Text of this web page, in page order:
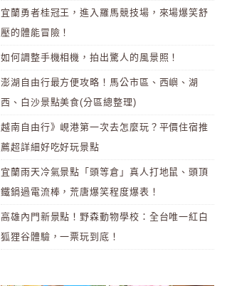
宜蘭勇者桂冠王，進入羅馬競技場，來場爆笑舒
壓的體能冒險！
如何調整手機相機，拍出驚人的風景照！
澎湖自由行最方便攻略！馬公市區、西嶼、湖
西、白沙景點美食(分區總整理)
越南自由行》峴港第一次去怎麼玩？平價住宿推
薦超詳細好吃好玩景點
宜蘭雨天冷氣景點「頭等倉」真人打地鼠、頭頂
鐵鍋過電流棒，荒唐爆笑程度爆表！
高雄內門新景點！野森動物學校：全台唯一紅白
狐狸谷體驗，一票玩到底！